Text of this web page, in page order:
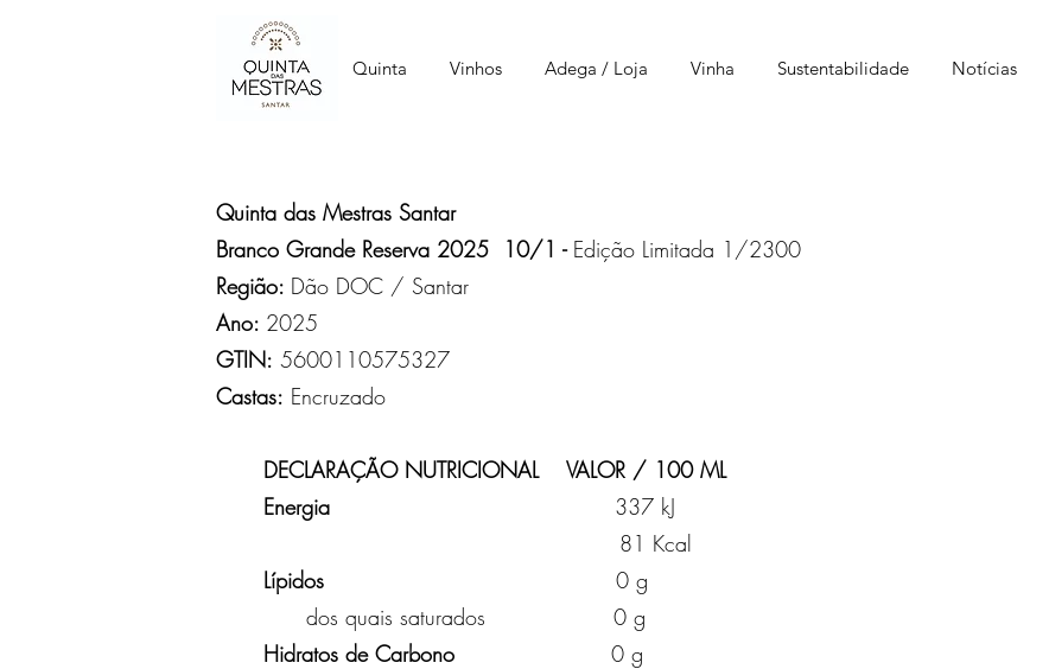
Quinta Vinhos Adega / Loja Vinha Sustentabilidade Notícias
Quinta das Mestras Santar
Branco Grande Reserva 2025 10/1 -Edição Limitada 1/2300
Região: Dão DOC / Santar
Ano: 2025
GTIN: 5600110575327
Castas: Encruzado
DECLARAÇÃO NUTRICIONAL VALOR / 100 ML
Energia
337 kJ
81 Kcal
Lípidos
0 g
dos quais saturados 0 g
Hidratos de Carbono
0 g